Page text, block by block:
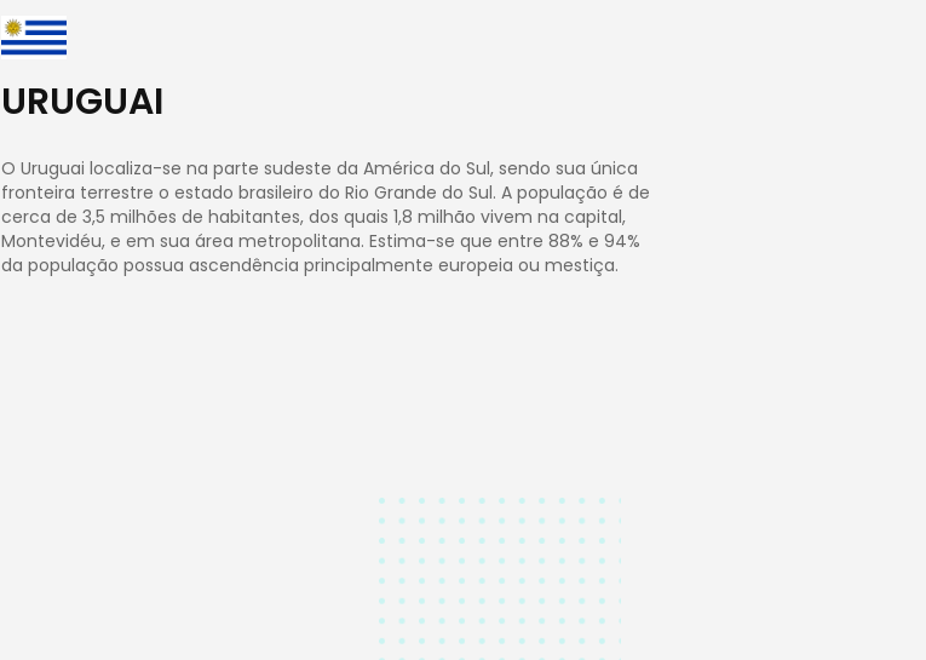
URUGUAI
O Uruguai localiza-se na parte sudeste da América do Sul, sendo sua única
fronteira terrestre o estado brasileiro do Rio Grande do Sul. A população é de
cerca de 3,5 milhões de habitantes, dos quais 1,8 milhão vivem na capital,
Montevidéu, e em sua área metropolitana. Estima-se que entre 88% e 94%
da população possua ascendência principalmente europeia ou mestiça.